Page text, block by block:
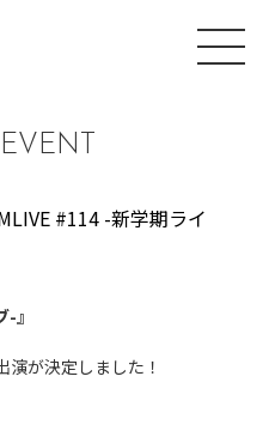
#114 -新学期ライ
』
が決定しました！